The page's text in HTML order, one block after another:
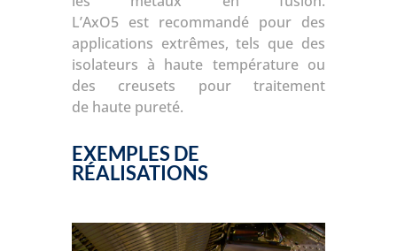
L’AxO5 est recommandé pour des
applications extrêmes, tels que des
isolateurs à haute température ou
des creusets pour traitement
de haute pureté.
EXEMPLES DE
RÉALISATIONS